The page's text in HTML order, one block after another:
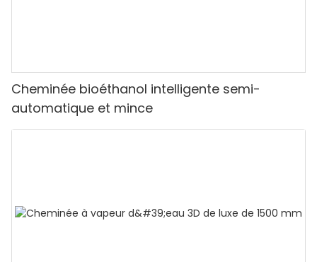
Cheminée bioéthanol intelligente semi-
automatique et mince